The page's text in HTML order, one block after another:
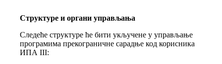
Структуре и органи управљања
Следеће структуре ће бити укључене у управљање
програмима прекограничне сарадње код корисника
ИПА III: